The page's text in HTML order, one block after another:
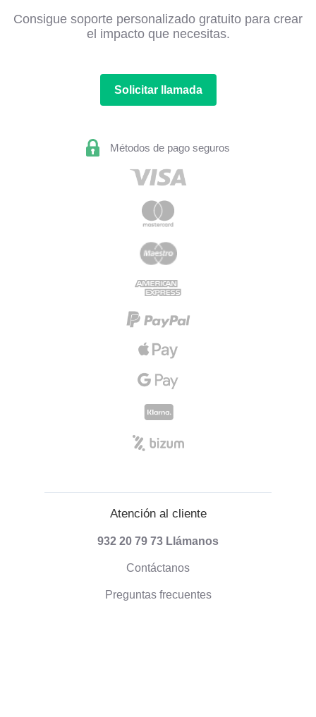
Consigue soporte personalizado gratuito para crear
el impacto que necesitas.
Solicitar llamada
Métodos de pago seguros
Atención al cliente
932 20 79 73 Llámanos
Contáctanos
Preguntas frecuentes